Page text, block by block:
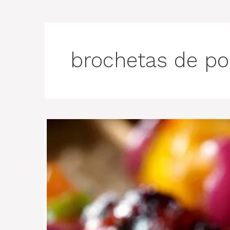
brochetas de